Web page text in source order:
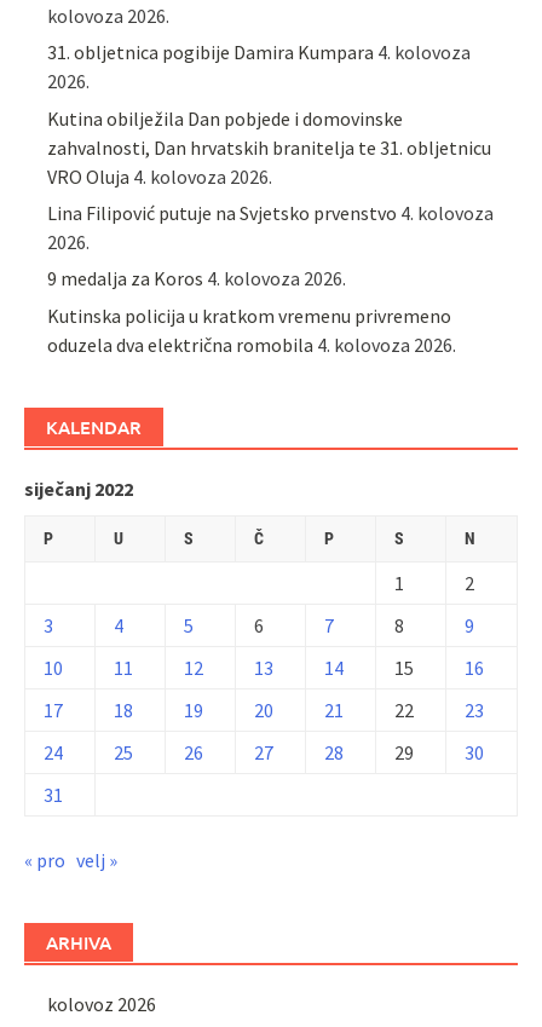
kolovoza 2026.
31. obljetnica pogibije Damira Kumpara 4. kolovoza
2026.
Kutina obilježila Dan pobjede i domovinske
zahvalnosti, Dan hrvatskih branitelja te 31. obljetnicu
VRO Oluja 4. kolovoza 2026.
Lina Filipović putuje na Svjetsko prvenstvo 4. kolovoza
2026.
9 medalja za Koros 4. kolovoza 2026.
Kutinska policija u kratkom vremenu privremeno
oduzela dva električna romobila 4. kolovoza 2026.
KALENDAR
siječanj 2022
P U S Č P S N
1
2
3
4 5 6 7 8
9
10
11 12 13 14 15
16
17
18 19 20 21 22
23
24
25 26 27 28 29
30
31
« pro velj »
ARHIVA
kolovoz 2026